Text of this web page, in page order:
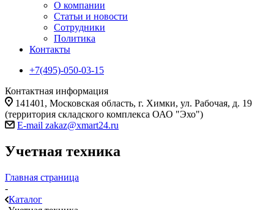
О компании
Статьи и новости
Сотрудники
Политика
Контакты
+7(495)-050-03-15
Контактная информация
141401, Московская область, г. Химки, ул. Рабочая, д. 19
(территория складского комплекса ОАО "Эхо")
E-mail zakaz@xmart24.ru
Учетная техника
Главная страница
-
Каталог